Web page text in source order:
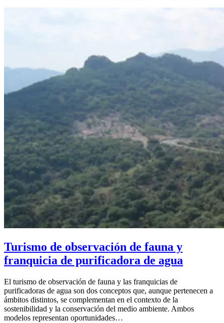
Turismo de observación de fauna y
franquicia de purificadora de agua
El turismo de observación de fauna y las franquicias de
purificadoras de agua son dos conceptos que, aunque pertenecen a
ámbitos distintos, se complementan en el contexto de la
sostenibilidad y la conservación del medio ambiente. Ambos
modelos representan oportunidades…